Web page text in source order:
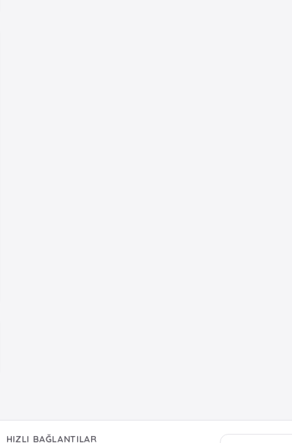
HIZLI BAĞLANTILAR